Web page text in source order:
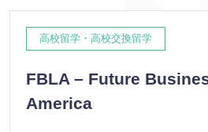
高校留学・高校交換留学
FBLA – Future
America